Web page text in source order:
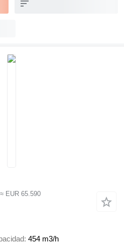
≈ EUR 65.590
454 m3/h